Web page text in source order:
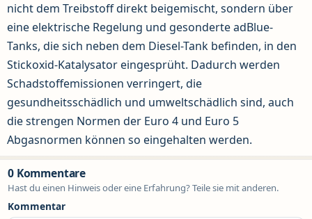
nicht dem Treibstoff direkt beigemischt, sondern über
eine elektrische Regelung und gesonderte adBlue-
Tanks, die sich neben dem Diesel-Tank befinden, in den
Stickoxid-Katalysator eingesprüht. Dadurch werden
Schadstoffemissionen verringert, die
gesundheitsschädlich und umweltschädlich sind, auch
die strengen Normen der Euro 4 und Euro 5
Abgasnormen können so eingehalten werden.
0 Kommentare
Hast du einen Hinweis oder eine Erfahrung? Teile sie mit anderen.
Kommentar